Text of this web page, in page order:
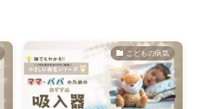
こどもの病気